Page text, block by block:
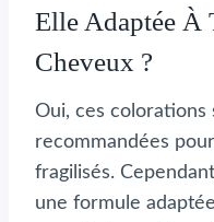
Elle Adaptée À
Cheveux ?
Oui, ces
recommandées
fragilisés.
une formule